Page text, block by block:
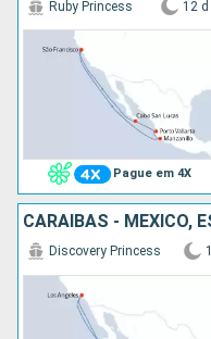
Pague em 4X
Ruby Princess 12 d
CARAIBAS - MEXICO,
Discovery Princess